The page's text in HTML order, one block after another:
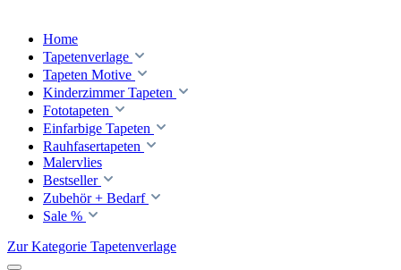
Home
Tapetenverlage
Tapeten Motive
Kinderzimmer Tapeten
Fototapeten
Einfarbige Tapeten
Rauhfasertapeten
Malervlies
Bestseller
Zubehör + Bedarf
Sale %
Zur Kategorie Tapetenverlage